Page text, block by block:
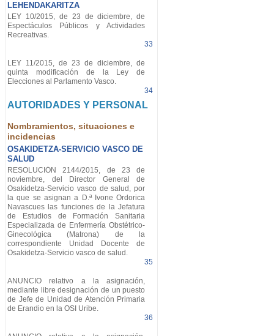
LEHENDAKARITZA
LEY 10/2015, de 23 de diciembre, de
Espectáculos Públicos y Actividades
Recreativas.
33
LEY 11/2015, de 23 de diciembre, de
quinta modificación de la Ley de
Elecciones al Parlamento Vasco.
34
AUTORIDADES Y PERSONAL
Nombramientos, situaciones e
incidencias
OSAKIDETZA-SERVICIO VASCO DE
SALUD
RESOLUCIÓN 2144/2015, de 23 de
noviembre, del Director General de
Osakidetza-Servicio vasco de salud, por
la que se asignan a D.ª Ivone Ordorica
Navascues las funciones de la Jefatura
de Estudios de Formación Sanitaria
Especializada de Enfermería Obstétrico-
Ginecológica (Matrona) de la
correspondiente Unidad Docente de
Osakidetza-Servicio vasco de salud.
35
ANUNCIO relativo a la asignación,
mediante libre designación de un puesto
de Jefe de Unidad de Atención Primaria
de Erandio en la OSI Uribe.
36